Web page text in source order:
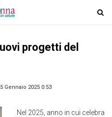
T
o
progetti del
Gennaio 2025 0:53
Nel 2025, anno in cui celebra